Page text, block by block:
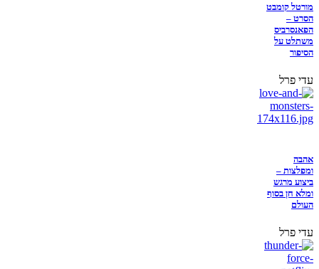
מורטל קומבט
הסרט –
הפאנסרביס
משתלט על
הסיפור
עדי פרל
אהבה
ומפלצות –
ביצוע מרגש
ומלא חן בסוף
העולם
עדי פרל